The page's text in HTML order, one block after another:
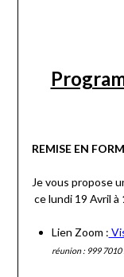
REMISE EN
Je vous propose
ce lundi 19 Avril à
Lien Zoom :
réunion : 999 7010